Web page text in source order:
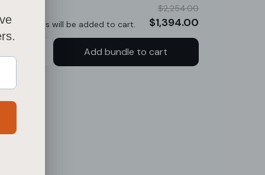
items will be added to cart.
$2,254.00
$1,394.00
Add bundle to cart